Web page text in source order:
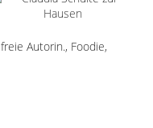
Autorin., Foodie,